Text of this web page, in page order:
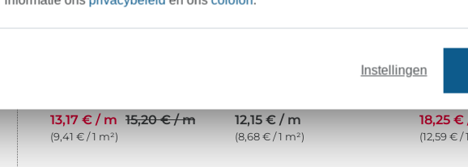
13,17 € / m 15,20 € / m
(9,41 € / 1 m²)
12,15 € / m
(8,68 € / 1 m²)
18,25
(12,59 € /
Instellingen